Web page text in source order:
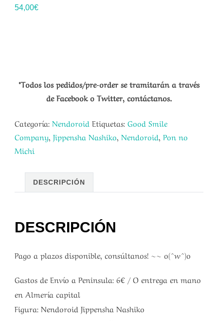
54,00€
*Todos los pedidos/pre-order se tramitarán a través
de Facebook o Twitter, contáctanos.
Categoría: Nendoroid Etiquetas: Good Smile
Company Jippensha Nashiko Nendoroid Pon no
Michi
DESCRIPCIÓN
DESCRIPCIÓN
Pago a plazos disponible, consúltanos! ~~ o(^w^)o
Gastos de Envío a Peninsula: 6€ / O entrega en mano
en Almería capital
Figura: Nendoroid Jippensha Nashiko